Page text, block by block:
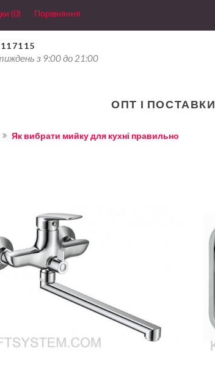
(0) Порівняння
з 9:00 до 21:00
ОПТ І ПОСТАВКИ
Як вибрати мийку для кухні правильно